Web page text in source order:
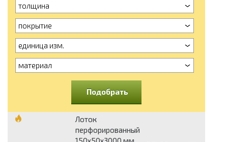
толщина
покрытие
единица изм.
материал
Подобрать
Лоток
перфорированный